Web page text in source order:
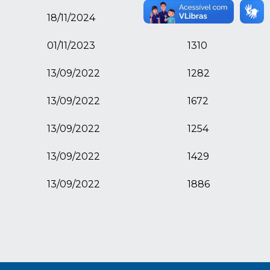
18/11/2024 521
01/11/2023 1310
13/09/2022 1282
13/09/2022 1672
13/09/2022 1254
13/09/2022 1429
13/09/2022 1886